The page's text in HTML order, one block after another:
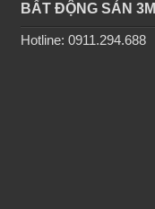
BẤT ĐỘNG SẢN 3M
Hotline: 0911.294.688